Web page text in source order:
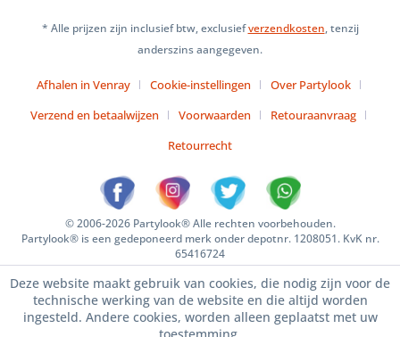
* Alle prijzen zijn inclusief btw, exclusiefverzendkosten, tenzij
anderszins aangegeven.
Afhalen in Venray Cookie-instellingen
Over Partylook
Verzend en betaalwijzen
Voorwaarden
Retouraanvraag
Retourrecht
© 2006-2026 Partylook® Alle rechten voorbehouden.
Partylook® is een gedeponeerd merk onder depotnr. 1208051. KvK nr.
65416724
Deze website maakt gebruik van cookies, die nodig zijn voor de
technische werking van de website en die altijd worden
ingesteld. Andere cookies, worden alleen geplaatst met uw